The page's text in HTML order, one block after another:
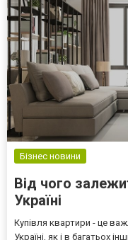
Бізнес новини
Від чого
Україні
Купівля квартири - це
Україні, як і в багатьох